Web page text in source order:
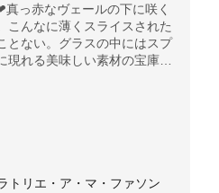
真っ赤なヴェールの下に咲く
こんなに薄くスライスされた
とない。グラスの中にはスプ
現れる美味しい素材の宝庫✨
る事間違いなし。
トリエ・ア・マ・ファソン